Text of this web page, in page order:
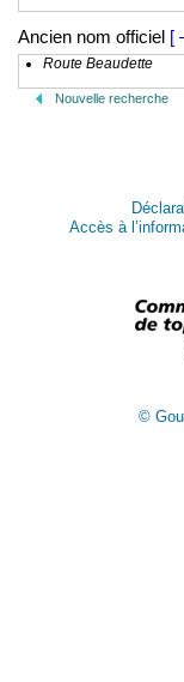
Ancien nom officiel [
Route Beaudette
Nouvelle recherche
Accès à
©